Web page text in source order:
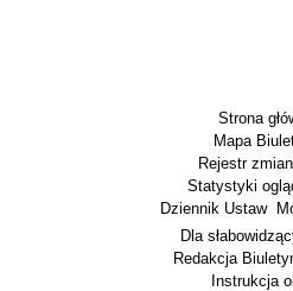
Strona
Mapa
Rejestr
Statystyki
Dziennik Ustaw
Menu dodatkowe
Dla
Redakcja
Instrukcja